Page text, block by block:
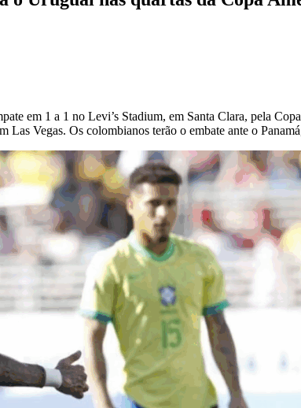
em 1 a 1 no Levi’s Stadium, em Santa Clara, pela
Vegas. Os colombianos terão o embate ante o